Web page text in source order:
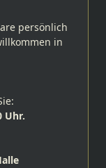
persönlich
in
Uhr.